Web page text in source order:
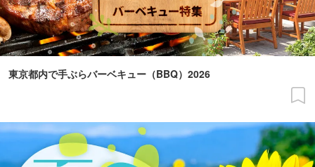
東京都内で手ぶらバーベキュー（BBQ）2026